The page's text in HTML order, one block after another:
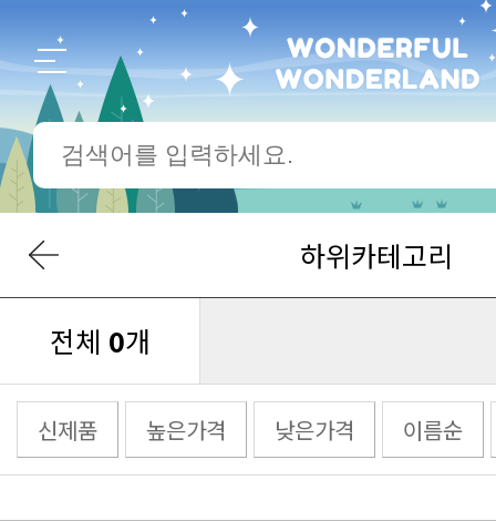
하위카테고리
전체 0개
신제품 높은가격 낮은가격 이름순